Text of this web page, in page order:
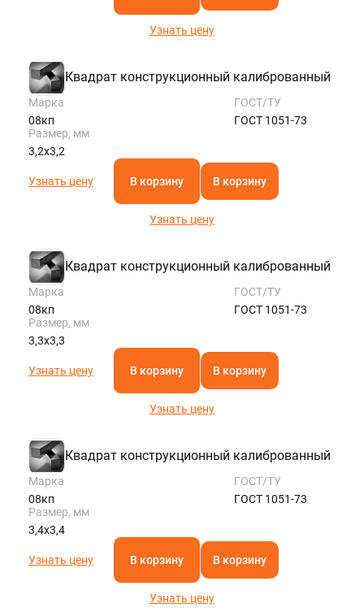
Узнать цену
Квадрат конструкционный калиброванный
Марка
08кп
ГОСТ/ТУ
ГОСТ 1051-73
Размер, мм
3,2х3,2
Узнать цену В корзину В корзину
Узнать цену
Квадрат конструкционный калиброванный
Марка
08кп
ГОСТ/ТУ
ГОСТ 1051-73
Размер, мм
3,3х3,3
Узнать цену В корзину В корзину
Узнать цену
Квадрат конструкционный калиброванный
Марка
08кп
ГОСТ/ТУ
ГОСТ 1051-73
Размер, мм
3,4х3,4
Узнать цену В корзину В корзину
Узнать цену